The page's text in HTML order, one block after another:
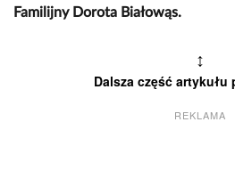
Familijny Dorota Białowąs.
↕
Dalsza część artykułu
REKLAMA